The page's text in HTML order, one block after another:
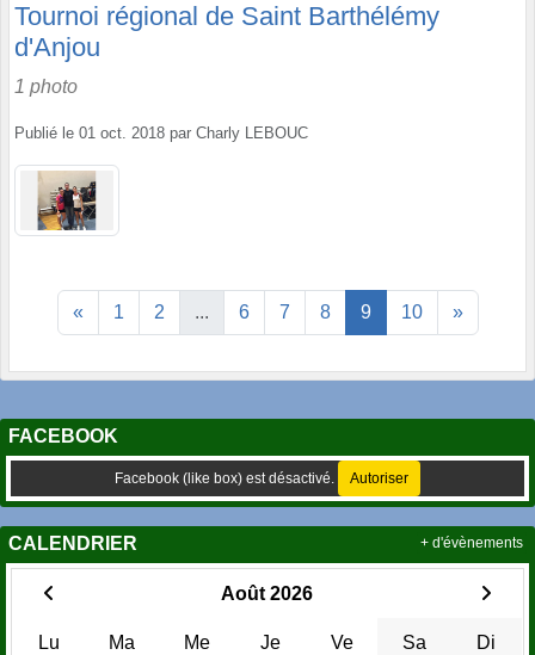
Tournoi régional de Saint Barthélémy
d'Anjou
1 photo
Publié le 01 oct. 2018 par Charly LEBOUC
« 1 2 ... 6 7 8 9 10 »
FACEBOOK
Facebook (like box) est désactivé. Autoriser
CALENDRIER
Août 2026
Lu Ma Me Je Ve Sa Di
+ d'évènements